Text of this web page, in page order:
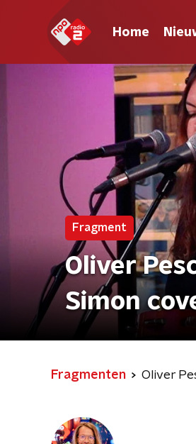
Home
Fragment
Oliver
Simon
Fragmenten Oliver